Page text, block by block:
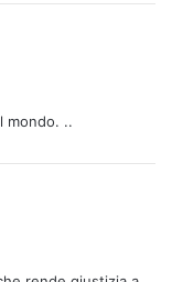
mondo. ..